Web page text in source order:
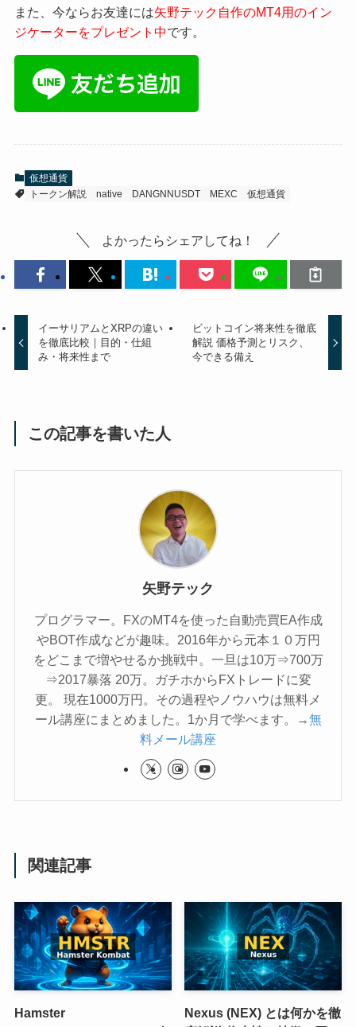
また、今ならお友達には矢野テック自作のMT4用のイン
ジケーターをプレゼント中です。
仮想通貨
トークン解説
native DANGNNUSDT MEXC 仮想通貨
よかったらシェアしてね！
イーサリアムとXRPの違い
を徹底比較｜目的・仕組
み・将来性まで
ビットコイン将来性を徹底
解説 価格予測とリスク、
今できる備え
この記事を書いた人
矢野テック
プログラマー。FXのMT4を使った自動売買EA作成
やBOT作成などが趣味。2016年から元本１０万円
をどこまで増やせるか挑戦中。一旦は10万⇒700万
⇒2017暴落 20万。ガチホからFXトレードに変
更。 現在1000万円。その過程やノウハウは無料メ
ール講座にまとめました。1か月で学べます。→無
料メール講座
関連記事
Hamster
Nexus (NEX) とは何かを徹